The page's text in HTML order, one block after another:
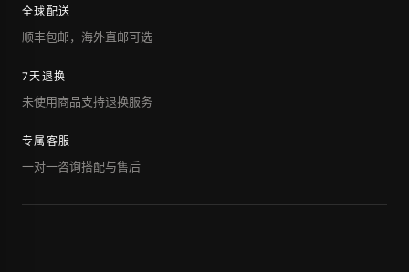
全球配送
顺丰包邮，海外直邮可选
7天退换
未使用商品支持退换服务
专属客服
一对一咨询搭配与售后